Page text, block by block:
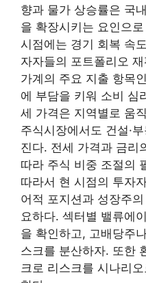
향과 물가 상승률은 국
을 확장시키는 요인으
시점에는 경기 회복 속
자자들의 포트폴리오
가계의 주요 지출 항목
에 부담을 키워 소비 심
세 가격은 지역별로 움
주식시장에서도 건설·
진다. 전세 가격과 금리
따라 주식 비중 조절의
따라서 현 시점의 투자
어적 포지션과 성장주
요하다. 섹터별 밸류에
을 확인하고, 고배당주
스크를 분산하자. 또한
크로 리스크를 시나리